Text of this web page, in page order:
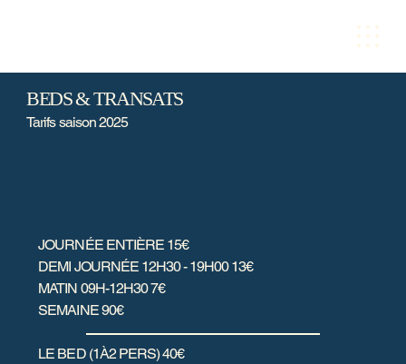
BEDS & TRANSATS
Tarifs saison 2025
JOURNÉE ENTIÈRE 15€
DEMI JOURNÉE 12H30 - 19H00 13€
MATIN 09H-12H30 7€
SEMAINE 90€
LE BED (1À2 PERS) 40€